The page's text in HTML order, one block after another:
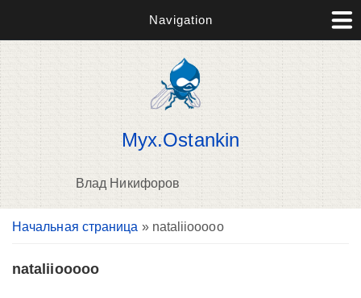
Navigation
Myx.Ostankin
Влад Никифоров
Вы здесь
Начальная страница » nataliiooooo
nataliiooooo